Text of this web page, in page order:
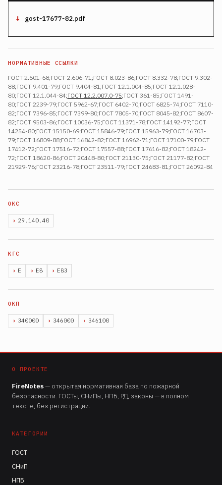
gost-17677-82.pdf
ГОСТ 2.601-68;ГОСТ 2.606-71;ГОСТ 8.023-86;ГОСТ 8.332-78;ГОСТ 9.302-
88;ГОСТ 9.401-79;ГОСТ 9.404-81;ГОСТ 12.1.004-85;ГОСТ 12.1.028-
80;ГОСТ 12.1.044-84;ГОСТ 12.2.007.0-75;ГОСТ 361-85;ГОСТ 1491-
80;ГОСТ 2239-79;ГОСТ 5962-67;ГОСТ 6402-70;ГОСТ 6825-74;ГОСТ 7110-
82;ГОСТ 7396-85;ГОСТ 7399-80;ГОСТ 7805-70;ГОСТ 8045-82;ГОСТ 8607-
82;ГОСТ 9503-86;ГОСТ 10036-75;ГОСТ 11371-78;ГОСТ 14192-77;ГОСТ
14254-80;ГОСТ 15150-69;ГОСТ 15846-79;ГОСТ 15963-79;ГОСТ 16703-
79;ГОСТ 16809-88;ГОСТ 16842-82;ГОСТ 16962-71;ГОСТ 17100-79;ГОСТ
17412-72;ГОСТ 17516-72;ГОСТ 17557-88;ГОСТ 17616-82;ГОСТ 18242-
72;ГОСТ 18620-86;ГОСТ 20448-80;ГОСТ 21130-75;ГОСТ 21177-82;ГОСТ
21929-76;ГОСТ 23216-78;ГОСТ 23511-79;ГОСТ 24683-81;ГОСТ 26092-84
29.140.40
Е Е8 Е83
340000 346000 346100
О ПРОЕКТЕ
FireNotes— открытая нормативная база по пожарной
безопасности. ГОСТы, СНиПы, НПБ, РД, законы — в полном
тексте, без регистрации.
КАТЕГОРИИ
ГОСТ
СНиП
НПБ